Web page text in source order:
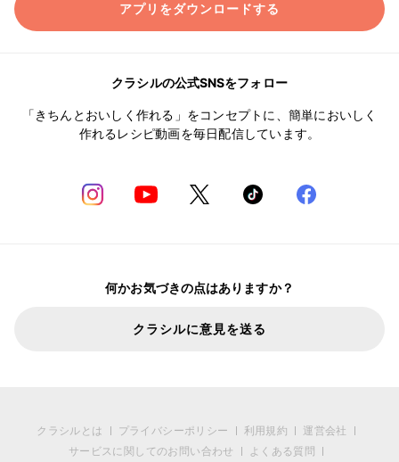
アプリをダウンロードする
クラシルの公式SNSをフォロー
「きちんとおいしく作れる」をコンセプトに、簡単においしく
作れるレシピ動画を毎日配信しています。
何かお気づきの点はありますか？
クラシルに意見を送る
クラシルとは プライバシーポリシー 利用規約
運営会社
サービスに関してのお問い合わせ
よくある質問